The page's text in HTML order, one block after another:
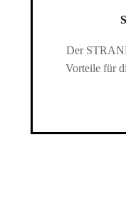
Der
Vorteile für